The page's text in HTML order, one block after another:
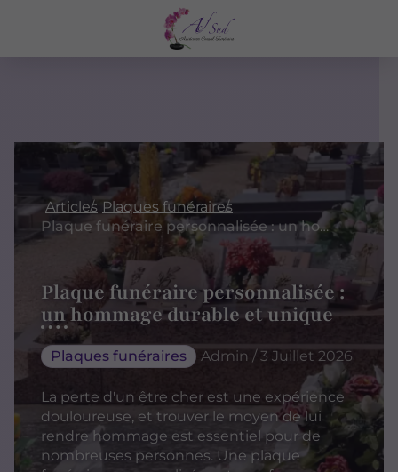
Articles Plaques funéraires
Plaque funéraire personnalisée : un hommage durable et unique
Plaque funéraire personnalisée :
un hommage durable et unique
Plaques funéraires Admin / 3 Juillet 2026
La perte d'un être cher est une expérience
douloureuse, et trouver le moyen de lui
rendre hommage est essentiel pour de
nombreuses personnes. Une plaque